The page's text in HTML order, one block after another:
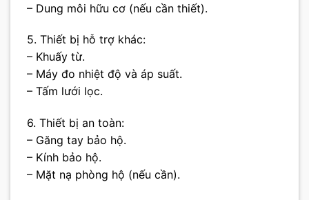
– Dung môi hữu cơ (nếu cần thiết).
5. Thiết bị hỗ trợ khác:
– Khuấy từ.
– Máy đo nhiệt độ và áp suất.
– Tấm lưới lọc.
6. Thiết bị an toàn:
– Găng tay bảo hộ.
– Kính bảo hộ.
– Mặt nạ phòng hộ (nếu cần).